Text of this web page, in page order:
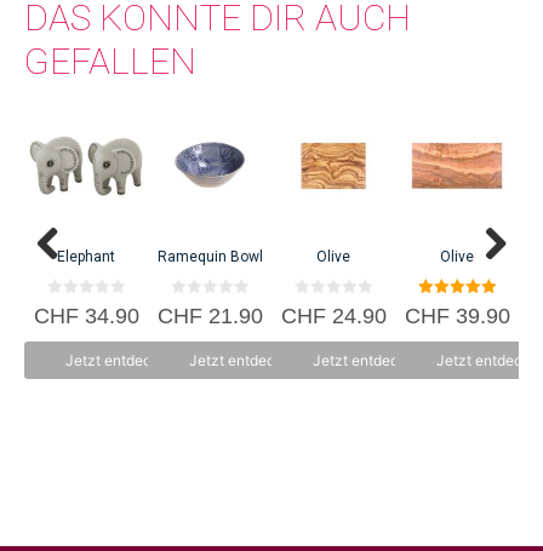
DAS KÖNNTE DIR AUCH
GEFALLEN
Elephant
0
v
CHF34.90
Jetzt entdecken
Ramequin Bowl
0
v
CHF21.90
Jetzt entdecken
Olive
0
v
CHF24.90
Jetzt entdecken
Olive
5.00
von 5
CHF39.90
Jetzt